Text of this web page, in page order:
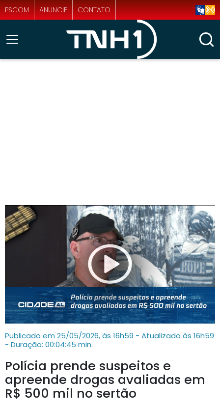
PSCOM ANUNCIE CONTATO
Publicado em 25/05/2026, às 16h59 - Atualizado às 16h59
- Duração: 00:04:45 min.
Polícia prende suspeitos e
apreende drogas avaliadas em
R$ 500 mil no sertão